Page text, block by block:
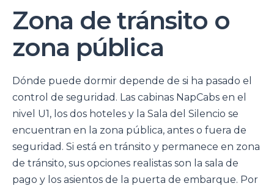
Zona de tránsito o
zona pública
Dónde puede dormir depende de si ha pasado el
control de seguridad. Las cabinas NapCabs en el
nivel U1, los dos hoteles y la Sala del Silencio se
encuentran en la zona pública, antes o fuera de
seguridad. Si está en tránsito y permanece en zona
de tránsito, sus opciones realistas son la sala de
pago y los asientos de la puerta de embarque. Por